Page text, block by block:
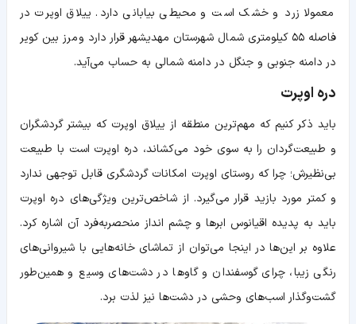
معمولا زرد و خشک است و محیطی بیابانی دارد. ییلاق اوپرت در
فاصله ۵۵ كيلومتری شمال شهرستان مهديشهر قرار دارد و مرز بين كوير
در دامنه جنوبی و جنگل در دامنه شمالی به حساب می‌آید.
دره اوپرت
باید ذکر کنیم که مهم‌ترین منطقه از ییلاق اوپرت که بیشتر گردشگران
و طبیعت‌گردان را به سوی خود می‌کشاند، دره اوپرت است با طبیعت
بی‌نظیرش؛ چرا که روستای اوپرت امکانات گردشگری قابل توجهی ندارد
و کمتر مورد بازید قرار می‌گیرد. از شاخص‌ترین ویژگی‌های دره اوپرت
باید به پدیده اقیانوس ابرها و چشم انداز منحصر‌به‌فرد آن اشاره کرد.
علاوه بر این‌ها در اینجا می‌توان از تماشای خانه‌هایی با شیروانی‌های
رنگی زیبا، چرای گوسفندان و گاوها در دشت‌های وسیع و همین‌طور
گشت‌و‌گذار اسب‌های وحشی در دشت‌ها نیز لذت برد.